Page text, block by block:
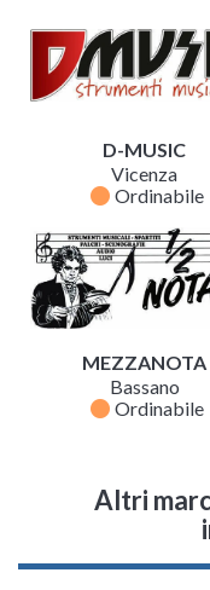
D-MUSIC
Vicenza
fiber_manual_record Ordinabile
MEZZANOTA
Bassano
fiber_manual_record Ordinabile
Altri